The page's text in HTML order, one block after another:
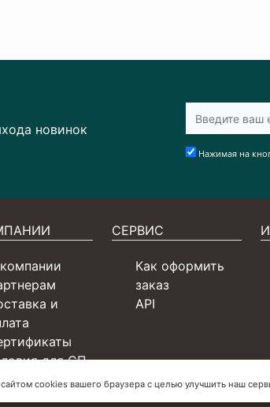
новинок
Нажимая на
и
для СП
СЕРВИС
Как оформить
заказ
API
cookies вашего браузера с целью улучшить наш